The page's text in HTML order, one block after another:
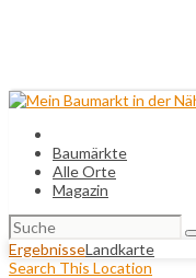
Baumärkte
Alle Orte
Magazin
Suchen
nach:
ErgebnisseLandkarte
Search This Location